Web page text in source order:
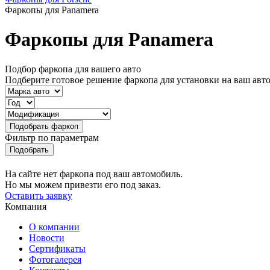
Фаркопы для Panamera
Фаркопы для Panamera
Подбор фаркопа для вашего авто
Подберите готовое решение фаркопа для установки на ваш
Фильтр по параметрам
На сайте нет фаркопа под ваш автомобиль.
Но мы можем привезти его под заказ.
Оставить заявку
Компания
О компании
Новости
Сертификаты
Фотогалерея